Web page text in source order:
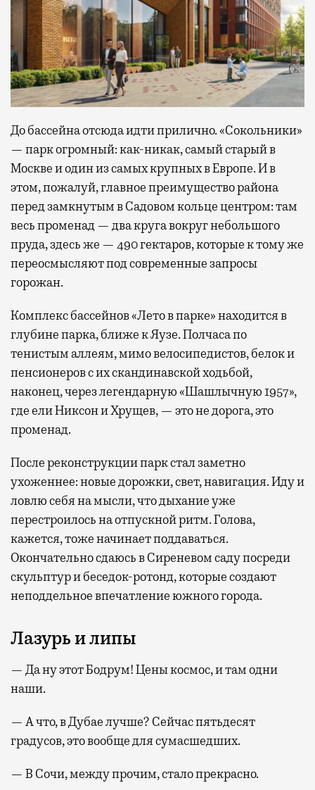
До бассейна отсюда идти прилично. «Сокольники»
— парк огромный: как-никак, самый старый в
Москве и один из самых крупных в Европе. И в
этом, пожалуй, главное преимущество района
перед замкнутым в Садовом кольце центром: там
весь променад — два круга вокруг небольшого
пруда, здесь же — 490 гектаров, которые к тому же
переосмысляют под современные запросы
горожан.
Комплекс бассейнов «Лето в парке» находится в
глубине парка, ближе к Яузе. Полчаса по
тенистым аллеям, мимо велосипедистов, белок и
пенсионеров с их скандинавской ходьбой,
наконец, через легендарную «Шашлычную 1957»,
где ели Никсон и Хрущев, — это не дорога, это
променад.
После реконструкции парк стал заметно
ухоженнее: новые дорожки, свет, навигация. Иду и
ловлю себя на мысли, что дыхание уже
перестроилось на отпускной ритм. Голова,
кажется, тоже начинает поддаваться.
Окончательно сдаюсь в Сиреневом саду посреди
скульптур и беседок-ротонд, которые создают
неподдельное впечатление южного города.
Лазурь и липы
— Да ну этот Бодрум! Цены космос, и там одни
наши.
— А что, в Дубае лучше? Сейчас пятьдесят
градусов, это вообще для сумасшедших.
— В Сочи, между прочим, стало прекрасно.